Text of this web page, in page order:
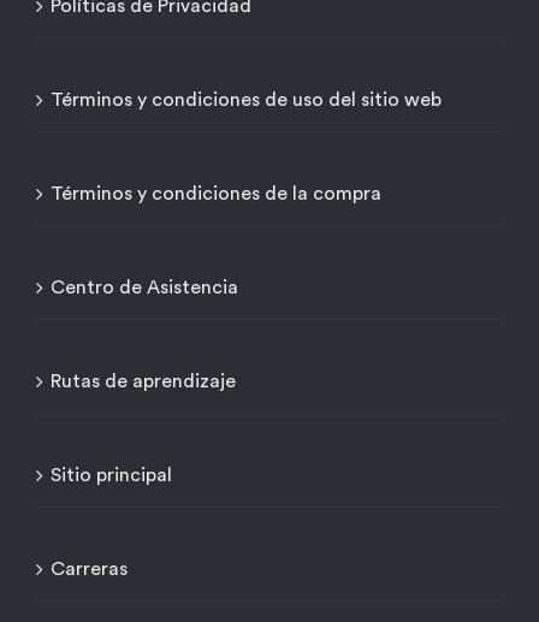
Políticas de Privacidad
Términos y condiciones de uso del sitio web
Términos y condiciones de la compra
Centro de Asistencia
Rutas de aprendizaje
Sitio principal
Carreras